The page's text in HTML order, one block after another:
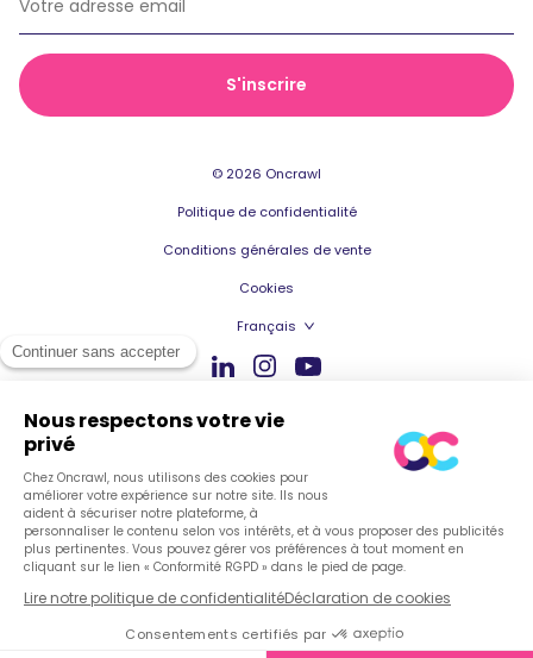
© 2026 Oncrawl
Politique de confidentialité
Conditions générales de vente
Cookies
Français